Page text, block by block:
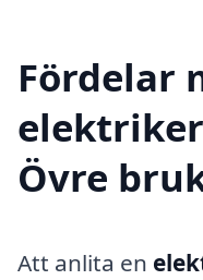
Fördelar
Övre
Att anlita en